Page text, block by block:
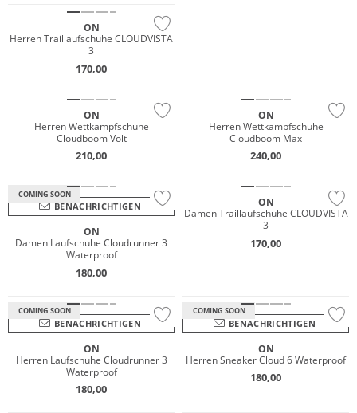
ON
Herren Traillaufschuhe CLOUDVISTA
3
170,00
ON
Herren Wettkampfschuhe
Cloudboom Volt
210,00
ON
Herren Wettkampfschuhe
Cloudboom Max
240,00
COMING SOON
BENACHRICHTIGEN
ON
Damen Laufschuhe Cloudrunner 3
Waterproof
180,00
ON
Damen Traillaufschuhe CLOUDVISTA
3
170,00
COMING SOON
BENACHRICHTIGEN
ON
Herren Laufschuhe Cloudrunner 3
Waterproof
180,00
COMING SOON
BENACHRICHTIGEN
ON
Herren Sneaker Cloud 6 Waterproof
180,00